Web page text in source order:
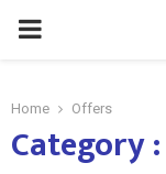
PRIMARY
Home Offers
Category